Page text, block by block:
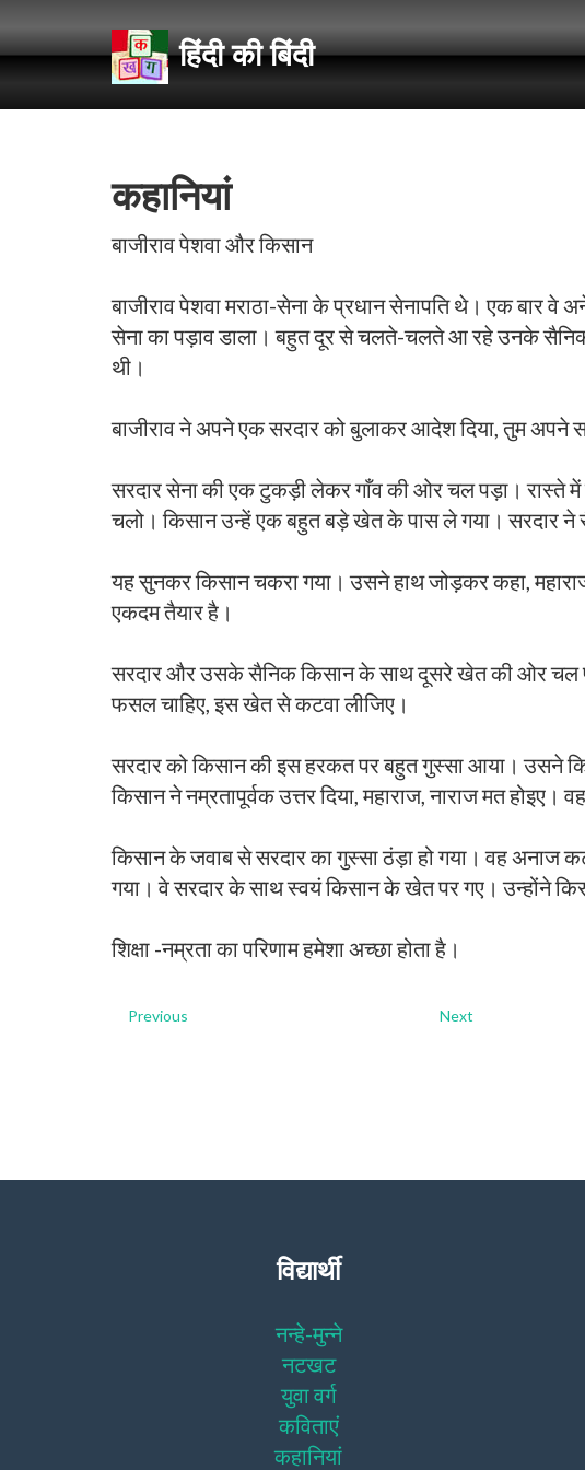
हिंदी की बिंदी
कहानियां
बाजीराव पेशवा और किसान
बाजीराव पेशवा मराठा-सेना के प्रधान सेनापति थे। एक बार वे
सेना का पड़ाव डाला। बहुत दूर से चलते-चलते आ रहे उनके
थी।
बाजीराव ने अपने एक सरदार को बुलाकर आदेश दिया, तुम
सरदार सेना की एक टुकड़ी लेकर गाँव की ओर चल पड़ा।
चलो। किसान उन्हें एक बहुत बड़े खेत के पास ले गया। सरदार ने
यह सुनकर किसान चकरा गया। उसने हाथ जोड़कर कहा,
एकदम तैयार है।
सरदार और उसके सैनिक किसान के साथ दूसरे खेत की ओर चल
फसल चाहिए, इस खेत से कटवा लीजिए।
सरदार को किसान की इस हरकत पर बहुत गुस्सा आया। उसने
किसान ने नम्रतापूर्वक उत्तर दिया, महाराज, नाराज मत
किसान के जवाब से सरदार का गुस्सा ठंड़ा हो गया। वह अनाज
गया। वे सरदार के साथ स्वयं किसान के खेत पर गए। उन्होंने
शिक्षा -नम्रता का परिणाम हमेशा अच्छा होता है।
Previous Next
विद्यार्थी
नन्हे-मुन्ने
नटखट
युवा वर्ग
कविताएं
कहानियां